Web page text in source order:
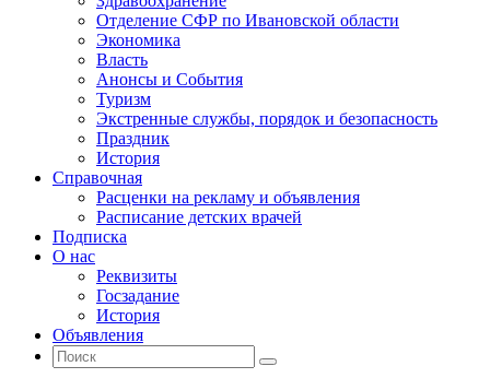
Отделение СФР по Ивановской области
Экономика
Власть
Анонсы и События
Туризм
Экстренные службы, порядок и безопасность
Праздник
История
Справочная
Расценки на рекламу и объявления
Расписание детских врачей
Подписка
О нас
Реквизиты
Госзадание
История
Объявления
Поиск
Искать:
Поиск